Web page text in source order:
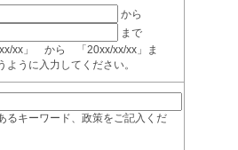
から
まで
xx」 から 「20xx/xx/xx」ま
うに入力してください。
るキーワード、政策をご記入くだ